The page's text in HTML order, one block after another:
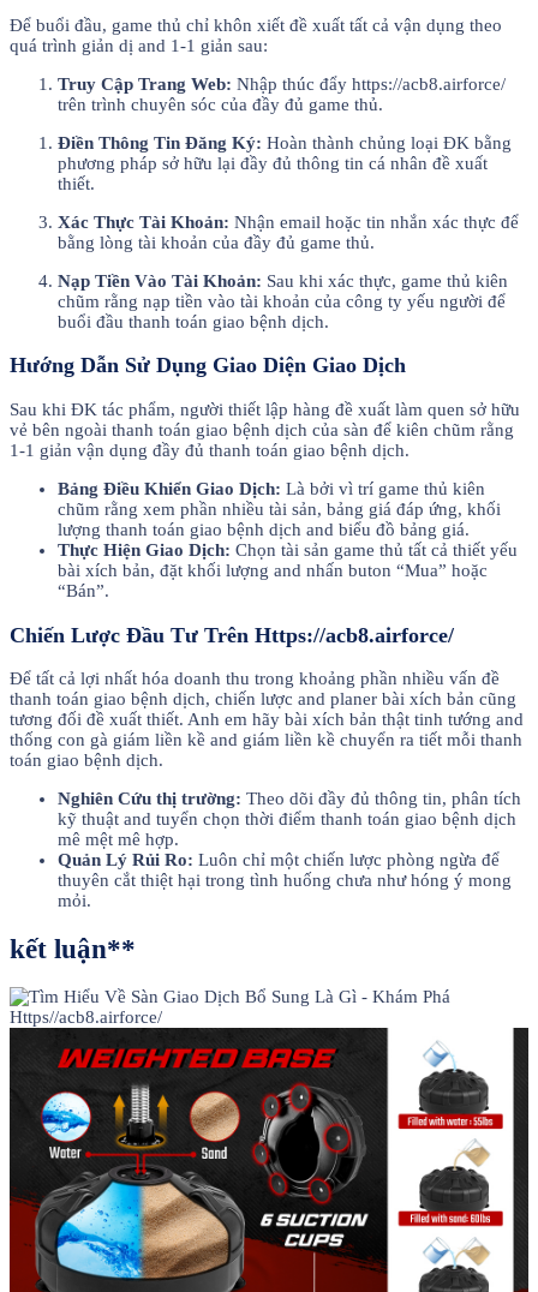
Để buổi đầu, game thủ chỉ khôn xiết đề xuất tất cả vận dụng theo
quá trình giản dị and 1-1 giản sau:
Truy Cập Trang Web: Nhập thúc đẩy https://acb8.airforce/
trên trình chuyên sóc của đầy đủ game thủ.
Điền Thông Tin Đăng Ký: Hoàn thành chủng loại ĐK bằng
phương pháp sở hữu lại đầy đủ thông tin cá nhân đề xuất
thiết.
Xác Thực Tài Khoản: Nhận email hoặc tin nhắn xác thực để
bằng lòng tài khoản của đầy đủ game thủ.
Nạp Tiền Vào Tài Khoản: Sau khi xác thực, game thủ kiên
chũm rằng nạp tiền vào tài khoản của công ty yếu người để
buổi đầu thanh toán giao bệnh dịch.
Hướng Dẫn Sử Dụng Giao Diện Giao Dịch
Sau khi ĐK tác phẩm, người thiết lập hàng đề xuất làm quen sở hữu
vẻ bên ngoài thanh toán giao bệnh dịch của sàn để kiên chũm rằng
1-1 giản vận dụng đầy đủ thanh toán giao bệnh dịch.
Bảng Điều Khiển Giao Dịch: Là bởi vì trí game thủ kiên
chũm rằng xem phần nhiều tài sản, bảng giá đáp ứng, khối
lượng thanh toán giao bệnh dịch and biểu đồ bảng giá.
Thực Hiện Giao Dịch: Chọn tài sản game thủ tất cả thiết yếu
bài xích bản, đặt khối lượng and nhấn buton “Mua” hoặc
“Bán”.
Chiến Lược Đầu Tư Trên Https://acb8.airforce/
Để tất cả lợi nhất hóa doanh thu trong khoảng phần nhiều vấn đề
thanh toán giao bệnh dịch, chiến lược and planer bài xích bản cũng
tương đối đề xuất thiết. Anh em hãy bài xích bản thật tinh tướng and
thống con gà giám liền kề and giám liền kề chuyển ra tiết mỗi thanh
toán giao bệnh dịch.
Nghiên Cứu thị trường: Theo dõi đầy đủ thông tin, phân tích
kỹ thuật and tuyển chọn thời điểm thanh toán giao bệnh dịch
mê mệt mê hợp.
Quản Lý Rủi Ro: Luôn chỉ một chiến lược phòng ngừa để
thuyên cắt thiệt hại trong tình huống chưa như hóng ý mong
mỏi.
kết luận**